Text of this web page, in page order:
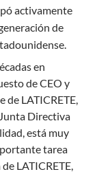
activamente
de
en
de CEO y
de LATICRETE,
Directiva
está muy
tarea
LATICRETE,